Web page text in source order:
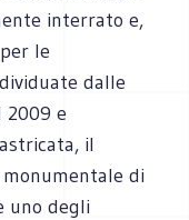
interrato e,
le
dalle
2009 e
il
di
uno degli